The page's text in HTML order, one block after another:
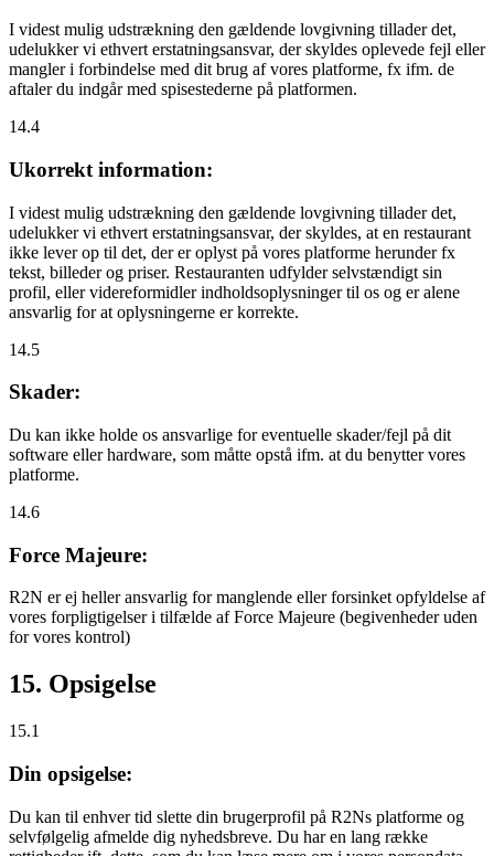
I videst mulig udstrækning den gældende lovgivning tillader det,
udelukker vi ethvert erstatningsansvar, der skyldes oplevede fejl eller
mangler i forbindelse med dit brug af vores platforme, fx ifm. de
aftaler du indgår med spisestederne på platformen.
14.4
Ukorrekt information:
I videst mulig udstrækning den gældende lovgivning tillader det,
udelukker vi ethvert erstatningsansvar, der skyldes, at en restaurant
ikke lever op til det, der er oplyst på vores platforme herunder fx
tekst, billeder og priser. Restauranten udfylder selvstændigt sin
profil, eller videreformidler indholdsoplysninger til os og er alene
ansvarlig for at oplysningerne er korrekte.
14.5
Skader:
Du kan ikke holde os ansvarlige for eventuelle skader/fejl på dit
software eller hardware, som måtte opstå ifm. at du benytter vores
platforme.
14.6
Force Majeure:
R2N er ej heller ansvarlig for manglende eller forsinket opfyldelse af
vores forpligtigelser i tilfælde af Force Majeure (begivenheder uden
for vores kontrol)
15. Opsigelse
15.1
Din opsigelse:
Du kan til enhver tid slette din brugerprofil på R2Ns platforme og
selvfølgelig afmelde dig nyhedsbreve. Du har en lang række